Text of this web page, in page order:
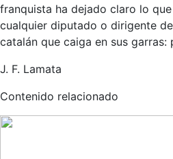
franquista ha dejado claro lo
cualquier diputado o dirigente
catalán que caiga en sus garras:
J. F. Lamata
Contenido relacionado